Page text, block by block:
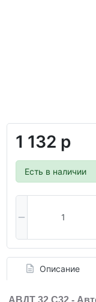
1 132 р
Есть в наличии
Описание